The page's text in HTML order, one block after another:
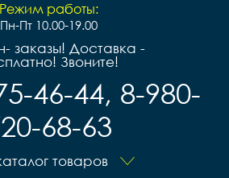
Режим работы:
Пн-Пт 10.00-19.00
заказы! Доставка -
Звоните!
46-44, 8-980-
68-63
товаров